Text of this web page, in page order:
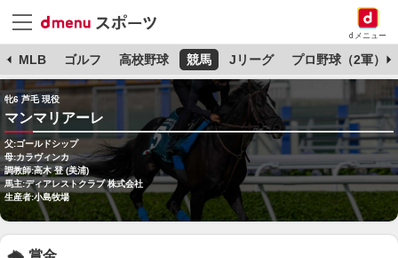
dメニュー
MLB ゴルフ 高校野球 競馬 Jリーグ プロ野球（2軍）
牝6 芦毛 現役
マンマリアーレ
父:ゴールドシップ
母:カラヴィンカ
調教師:高木 登 (美浦)
馬主:ディアレストクラブ 株式会社
生産者:小島牧場